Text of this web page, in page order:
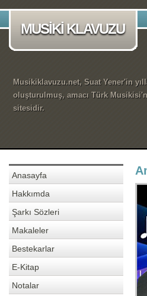
MUSİKİ KLAVUZU
Musikiklavuzu.net, Suat Yener'in
oluşturulmuş, amacı Türk
sitesidir.
Anasayfa
Hakkımda
Şarkı Sözleri
Makaleler
Bestekarlar
E-Kitap
Notalar